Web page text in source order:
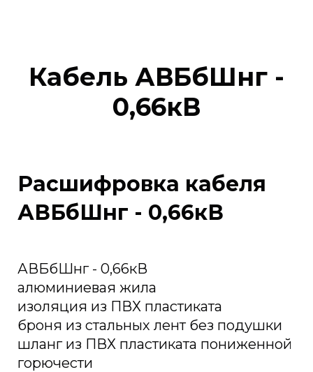
Кабель АВБбШнг -
0,66кВ
Расшифровка кабеля
АВБбШнг - 0,66кВ
АВБбШнг - 0,66кВ
алюминиевая жила
изоляция из ПВХ пластиката
броня из стальных лент без подушки
шланг из ПВХ пластиката пониженной
горючести